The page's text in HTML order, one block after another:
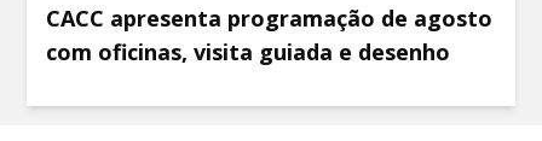
CACC apresenta programação de agosto
com oficinas, visita guiada e desenho